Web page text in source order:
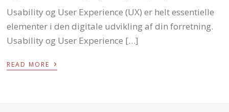
Usability og User Experience (UX) er helt essentielle
elementer i den digitale udvikling af din forretning.
Usability og User Experience […]
READ MORE ›